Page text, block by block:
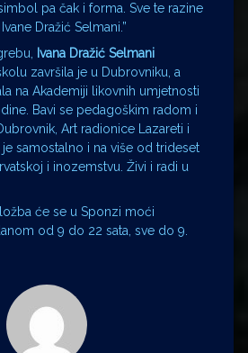
pa čak i forma. Sve te razine
Dražić Selmani.”
Ivana Dražić Selmani
završila je u Dubrovniku, a
na Akademiji likovnih umjetnosti
Bavi se pedagoškim radom i
Art radionice Lazareti i
je samostalno i na više od trideset
i inozemstvu. Živi i radi u
će se u Sponzi moći
od 9 do 22 sata, sve do 9.